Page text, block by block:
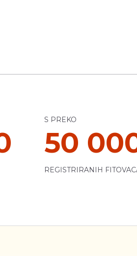
S PREKO
50
REGISTRIRANIH